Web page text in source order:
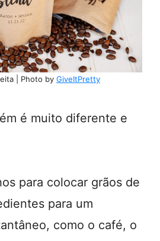
| Photo by GiveItPretty
é muito diferente e
para colocar grãos de
para um
como o café, o